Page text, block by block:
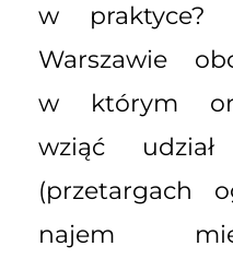
w praktyce?
Warszawie
w którym
wziąć
(przetargach
najem